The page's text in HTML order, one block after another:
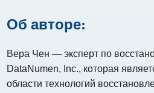
Об авторе:
Вера Чен — эксперт по
DataNumen, Inc., которая
области технологий